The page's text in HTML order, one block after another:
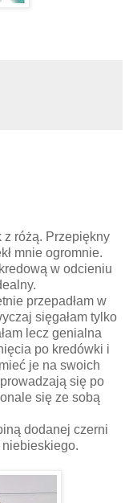
z różą. Przepiękny
mnie ogromnie.
w odcieniu
przepadłam w
sięgałam tylko
lecz genialna
po kredówki i
je na swoich
się po
się ze sobą
dodanej czerni